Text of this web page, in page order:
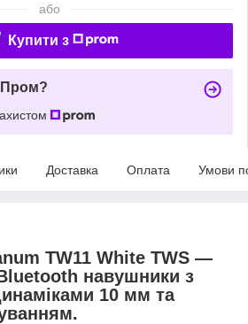
або
Купити з
Пром?
Доставка Оплата Умови
TW11 White TWS —
навушники з
10 мм та